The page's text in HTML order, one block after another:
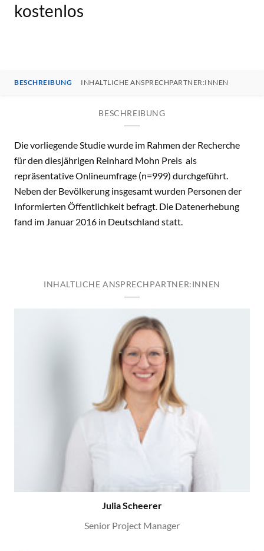
kostenlos
BESCHREIBUNG INHALTLICHE ANSPRECHPARTNER:INNEN
BESCHREIBUNG
Die vorliegende Studie wurde im Rahmen der Recherche
für den diesjährigen Reinhard Mohn Preis als
repräsentative Onlineumfrage (n=999) durchgeführt.
Neben der Bevölkerung insgesamt wurden Personen der
Informierten Öffentlichkeit befragt. Die Datenerhebung
fand im Januar 2016 in Deutschland statt.
INHALTLICHE ANSPRECHPARTNER:INNEN
Julia Scheerer
Senior Project Manager